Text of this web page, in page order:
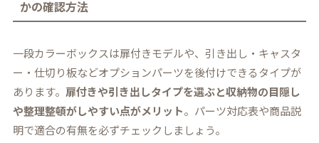
かの確認方法
一段カラーボックスは扉付きモデルや、引き出し・キャスタ
ー・仕切り板などオプションパーツを後付けできるタイプが
あります。 扉付きや引き出しタイプを選ぶと収納物の目隠し
や整理整頓がしやすい点がメリット。パーツ対応表や商品説
明で適合の有無を必ずチェックしましょう。